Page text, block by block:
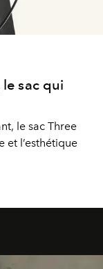
sac qui
le sac Three
et l’esthétique